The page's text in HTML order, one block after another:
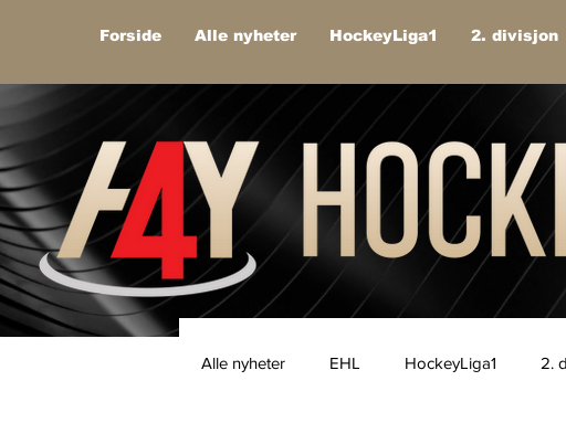
Forside Alle nyheter HockeyLiga1 2. divisjon
Alle nyheter EHL HockeyLiga1 2.